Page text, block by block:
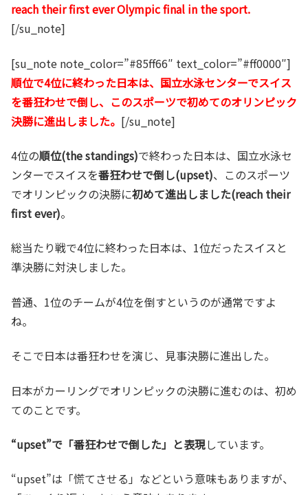
reach their first ever Olympic final in the sport.
[/su_note]
[su_note note_color=”#85ff66″ text_color=”#ff0000″]
順位で4位に終わった日本は、国立水泳センターでスイス
を番狂わせで倒し、このスポーツで初めてのオリンピック
決勝に進出しました。 [/su_note]
4位の順位(the standings)で終わった日本は、国立水泳セ
ンターでスイスを番狂わせで倒し(upset)、このスポーツ
でオリンピックの決勝に初めて進出しました(reach their
first ever)。
総当たり戦で4位に終わった日本は、1位だったスイスと
準決勝に対決しました。
普通、1位のチームが4位を倒すというのが通常ですよ
ね。
そこで日本は番狂わせを演じ、見事決勝に進出した。
日本がカーリングでオリンピックの決勝に進むのは、初め
てのことです。
“upset”で「番狂わせで倒した」と表現しています。
“upset”は「慌てさせる」などという意味もありますが、